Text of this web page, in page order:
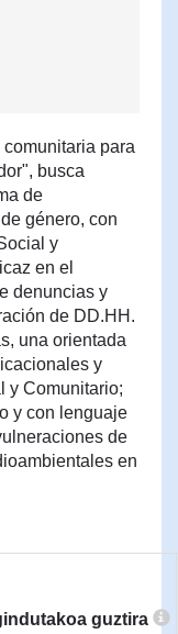
para
busca
de
género, con
y
en el
denuncias y
de DD.HH.
una orientada
y
y Comunitario;
y con lenguaje
de
en
guztira